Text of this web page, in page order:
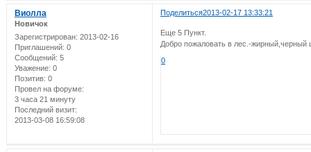
Поделиться2013-02-17 13:33:21
Виолла
Новичок
Зарегистрирован: 2013-02-16
Приглашений: 0
Сообщений: 5
Уважение: 0
Позитив: 0
Провел на форуме:
3 часа 21 минуту
Последний визит:
2013-03-08 16:59:08
Еще 5 Пункт.
Добро пожаловать в лес.-жирный,черный
0